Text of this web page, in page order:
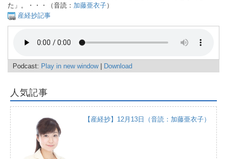
た」。・・・（音読： 加藤亜衣子）
産経抄記事
Podcast: Play in new window| Download
人気記事
【産経抄】12月13日（音読：加藤亜衣子）